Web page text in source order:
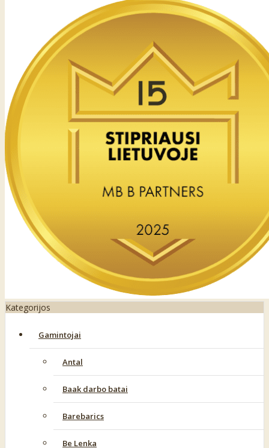
Kategorijos
Gamintojai
Antal
Baak darbo batai
Barebarics
Be Lenka